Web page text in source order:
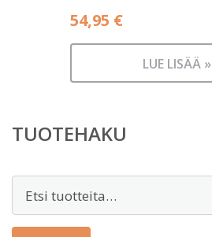
54,95 €
LUE LISÄÄ »
TUOTEHAKU